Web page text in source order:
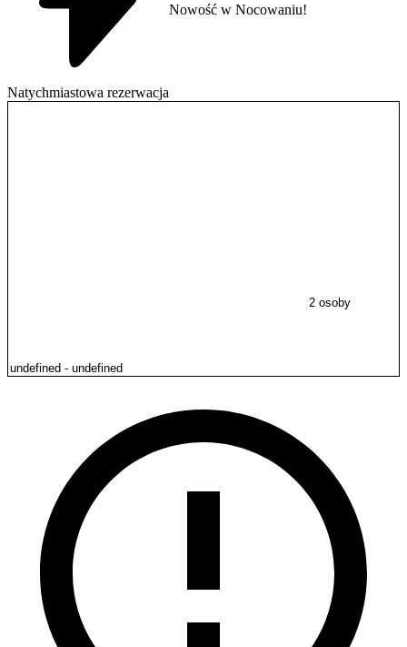
Natychmiastowa rezerwacja
Nowość w Nocowaniu!
2 osoby